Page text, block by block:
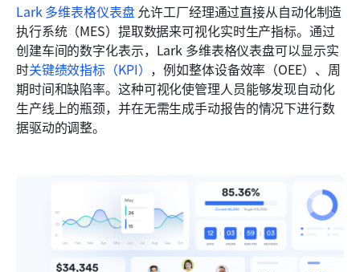
Lark 多维表格仪表盘 允许工厂经理通过直接从自动化制造
执行系统（MES）提取数据来可视化实时生产指标。通过
创建车间的数字化表示，Lark 多维表格仪表盘可以显示实
时关键绩效指标（KPI） ，例如整体设备效率（OEE）、周
期时间和缺陷率。这种可视化使管理人员能够发现自动化
生产线上的瓶颈，并在无需生成手动报告的情况下进行数
据驱动的调整。